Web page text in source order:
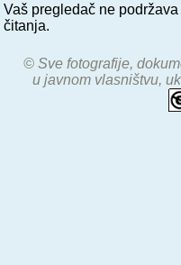
Vaš pregledač ne
čitanja.
© Sve fotografije,
u javnom vlasništvu,